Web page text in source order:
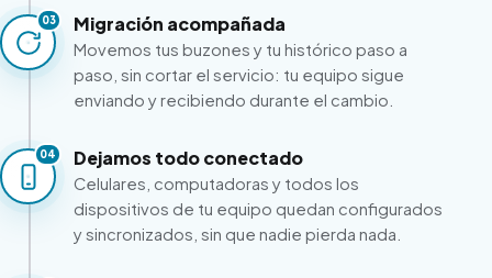
03 Migración acompañada
Movemos tus buzones y tu histórico paso a
paso, sin cortar el servicio: tu equipo sigue
enviando y recibiendo durante el cambio.
04 Dejamos todo conectado
Celulares, computadoras y todos los
dispositivos de tu equipo quedan configurados
y sincronizados, sin que nadie pierda nada.